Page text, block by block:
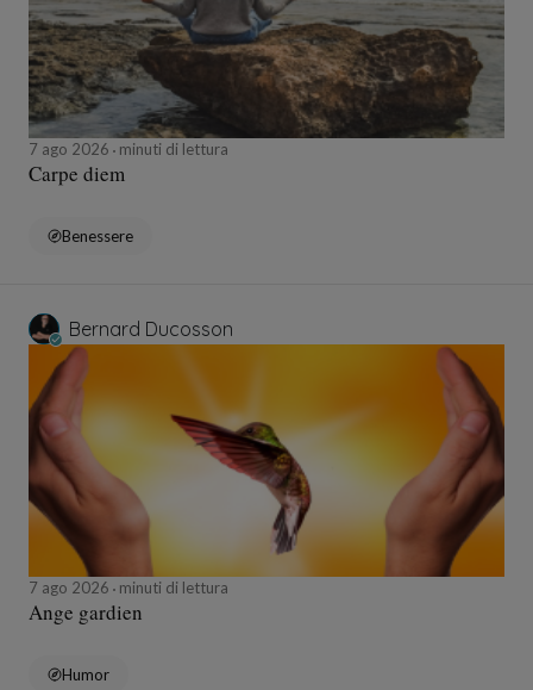
7 ago 2026 minuti di lettura
Carpe diem
Benessere
Bernard Ducosson
7 ago 2026 minuti di lettura
Ange gardien
Humor